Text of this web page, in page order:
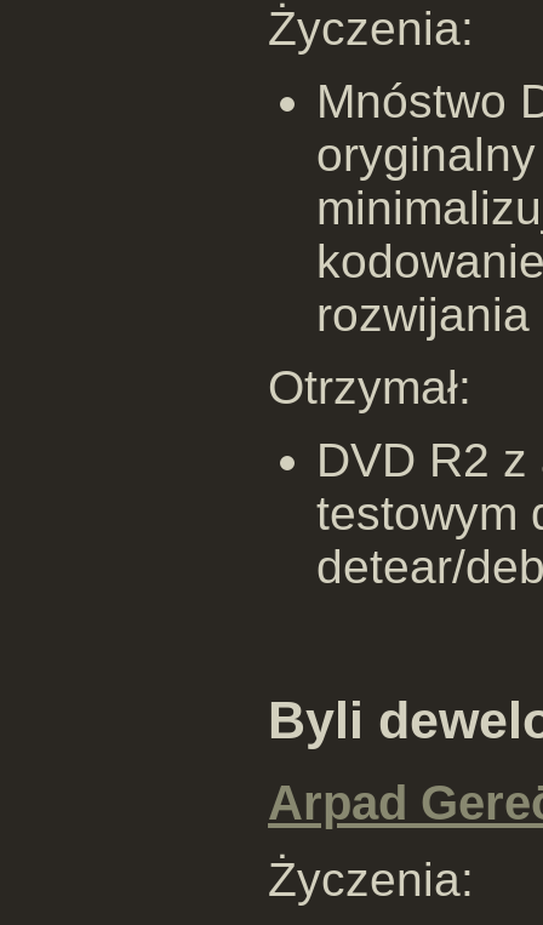
Życzenia:
Mnóstwo
Otrzymał:
DVD R2 z
testowym
detear/
Byli
Arpad
Życzenia: